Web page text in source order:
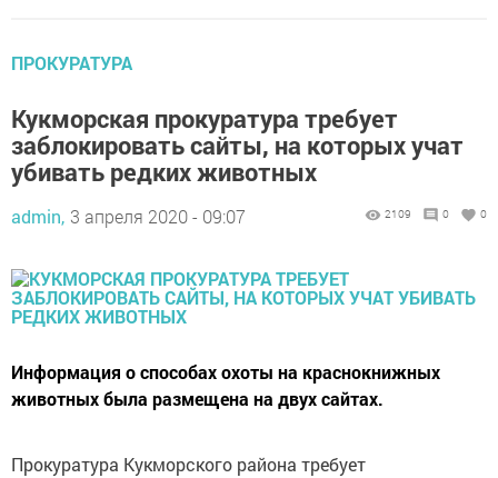
ПРОКУРАТУРА
Кукморская прокуратура требует
заблокировать сайты, на которых учат
убивать редких животных
admin, 3 апреля 2020 - 09:07 2109 0 0
Информация о способах охоты на краснокнижных
животных была размещена на двух сайтах.
Прокуратура Кукморского района требует